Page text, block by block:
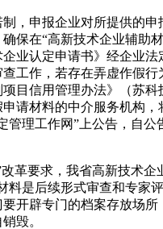
制，申报企业对所提供的
保在“高新技术企业辅助
业认定申请书》经企业
工作，若存在弄虚作假
目信用管理办法》（苏
请材料的中介服务机构
管理工作网”上公告，自
改革要求，我省高新技术
料是后续形式审查和专家
开辟专门的档案存放场
毁。